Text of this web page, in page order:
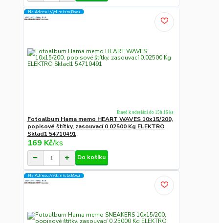
Na Adresu,Výd.místo,Boxu
Fotoalbum Hama memo HEART WAVES 10x15/200,
popisové štítky, zasouvací 0.02500 Kg ELEKTRO
Sklad1 54710491
169 Kč/ks
Ihned k odeslání do 15h 16 ks
Do košíku
Na Adresu,Výd.místo,Boxu